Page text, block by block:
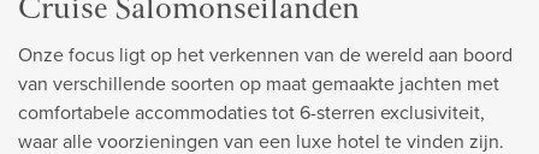
Cruise Salomonseilanden
Onze focus ligt op het verkennen van de wereld aan boord
van verschillende soorten op maat gemaakte jachten met
comfortabele accommodaties tot 6-sterren exclusiviteit,
waar alle voorzieningen van een luxe hotel te vinden zijn.